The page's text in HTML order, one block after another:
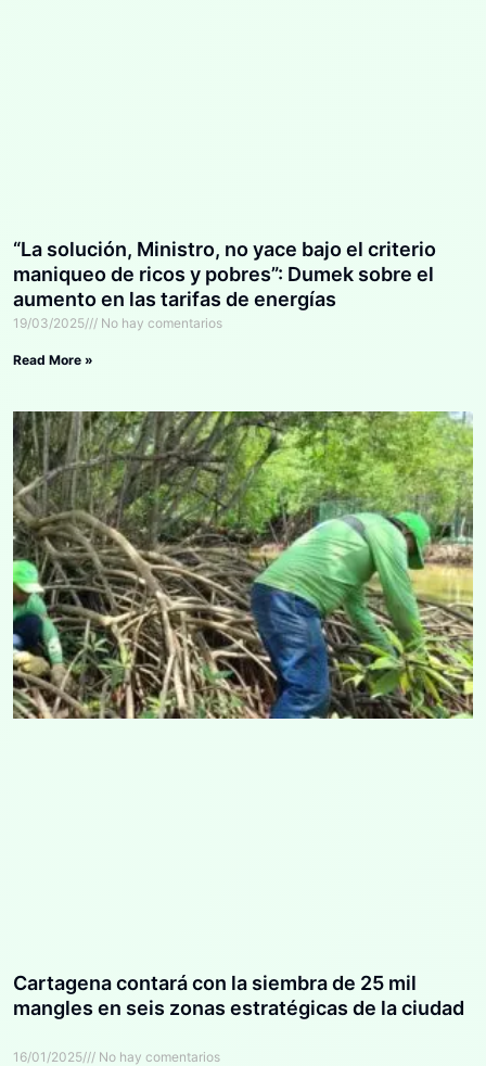
“La solución, Ministro, no yace bajo el criterio
maniqueo de ricos y pobres”: Dumek sobre el
aumento en las tarifas de energías
19/03/2025 No hay comentarios
Read More »
Cartagena contará con la siembra de 25 mil
mangles en seis zonas estratégicas de la ciudad
16/01/2025 No hay comentarios